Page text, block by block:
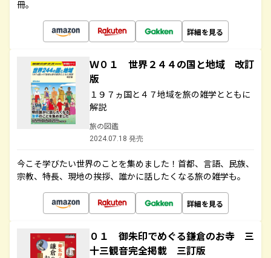
冊。
詳細を見る
Ｗ０１ 世界２４４の国と地域 改訂
版
１９７ヵ国と４７地域を旅の雑学とともに
解説
旅の図鑑
2024.07.18 発売
今こそ学びたい世界のことを集めました！首都、言語、民族、
宗教、特長、現地の挨拶、誰かに話したくなる旅の雑学も。
詳細を見る
０１ 御朱印でめぐる鎌倉のお寺 三
十三観音完全掲載 三訂版